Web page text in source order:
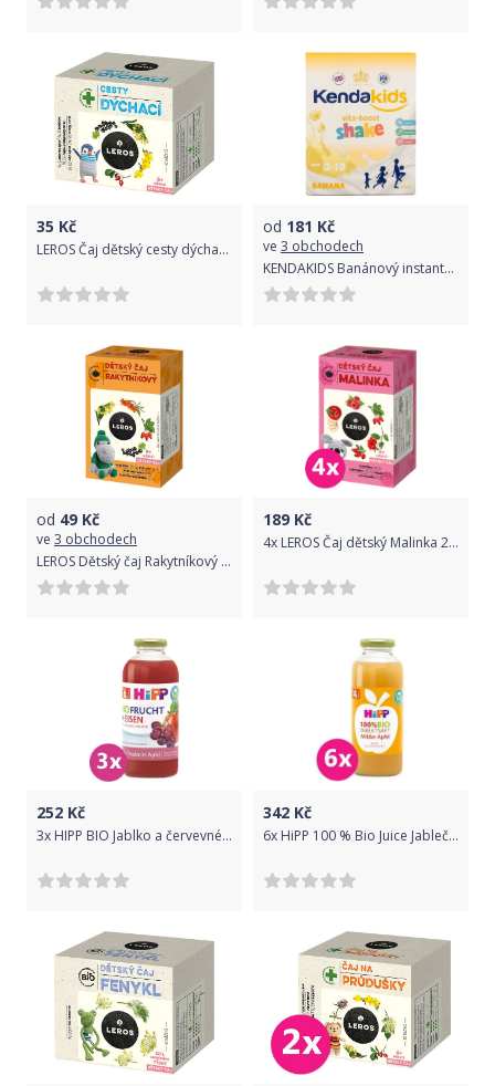
35 Kč
LEROS Čaj dětský cesty dýchací 10x2g
od 181 Kč
ve 3 obchodech
KENDAKIDS Banánový instantní nápoj pro děti (400 g)
od 49 Kč
ve 3 obchodech
LEROS Dětský čaj Rakytníkový 20x2g
189 Kč
4x LEROS Čaj dětský Malinka 20x2g
252 Kč
3x HIPP BIO Jablko a červevné hrozny + železo od 6. měsíce, 500 ml
342 Kč
6x HiPP 100 % Bio Juice Jablečná šťáva